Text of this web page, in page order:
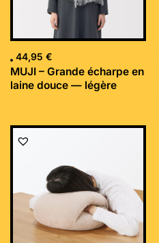
44,95 €
MUJI – Grande écharpe en
laine douce — légère